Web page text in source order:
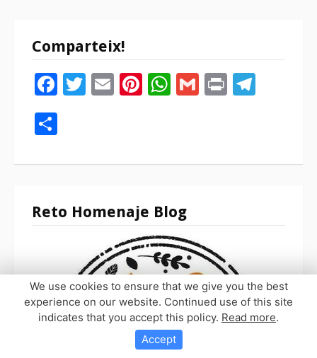
Comparteix!
Facebook
Twitter
EmailPinterest
WhatsApp
Gmail
Print
Reto Homenaje Blog
We use cookies to ensure that we give you the best
experience on our website. Continued use of this site
indicates that you accept this policy. Read more.
Accept